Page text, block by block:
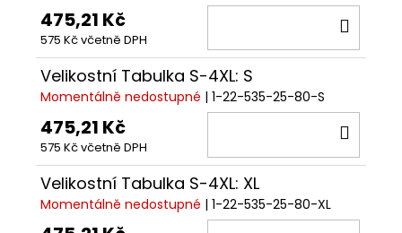
475,21 Kč
575 Kč včetně DPH
Velikostní Tabulka S-4XL: S
Momentálně nedostupné | 1-22-535-25-80-S
475,21 Kč
575 Kč včetně DPH
Velikostní Tabulka S-4XL: XL
Momentálně nedostupné | 1-22-535-25-80-XL